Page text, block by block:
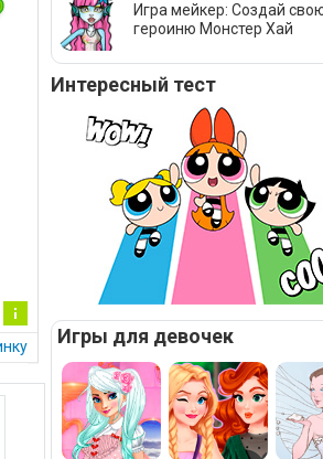
Ин
фо
ац
Игра мейкер: Создай
героиню Монстер Хай
Интересный тест
Игры для девочек